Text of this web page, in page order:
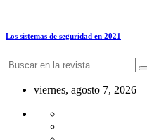
Los sistemas de seguridad en 2021
viernes, agosto 7, 2026